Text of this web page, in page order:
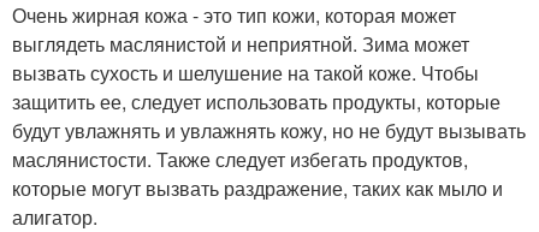
Очень жирная кожа - это тип кожи, которая может
выглядеть маслянистой и неприятной. Зима может
вызвать сухость и шелушение на такой коже. Чтобы
защитить ее, следует использовать продукты, которые
будут увлажнять и увлажнять кожу, но не будут вызывать
маслянистости. Также следует избегать продуктов,
которые могут вызвать раздражение, таких как мыло и
алигатор.